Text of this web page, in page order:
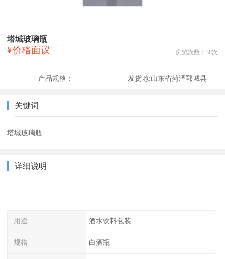
塔城玻璃瓶
¥价格面议 浏览次数： 30次
产品规格： 发货地:山东省菏泽郓城县
关键词
塔城玻璃瓶
详细说明
用途 酒水饮料包装
规格 白酒瓶